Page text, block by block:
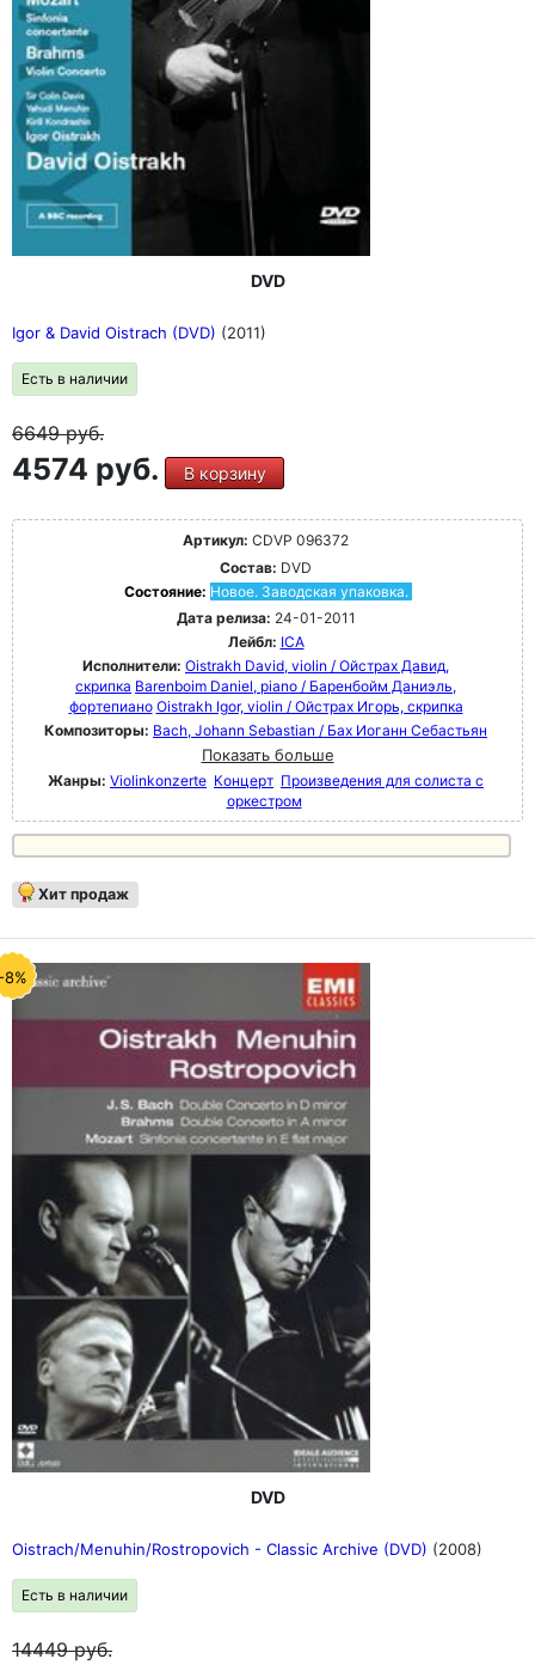
DVD
Igor & David Oistrach (DVD) (2011)
Есть в наличии
6649руб.
4574 руб. В корзину
Артикул: CDVP 096372
Состав: DVD
Состояние: Новое. Заводская упаковка.
Дата релиза: 24-01-2011
Лейбл: ICA
Исполнители: Oistrakh David, violin / Ойстрах Давид,
скрипка Barenboim Daniel, piano / Баренбойм Даниэль,
фортепиано Oistrakh Igor, violin / Ойстрах Игорь, скрипка
Композиторы: Bach, Johann Sebastian / Бах Иоганн Себастьян
Показать больше
Жанры: Violinkonzerte Концерт Произведения для солиста с
оркестром
Хит продаж
8%
DVD
Oistrach/Menuhin/Rostropovich - Classic Archive (DVD) (2008)
Есть в наличии
14449руб.